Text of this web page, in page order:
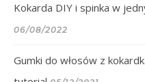
Kokarda DIY i spinka w
06/08/2022
Gumki do włosów z